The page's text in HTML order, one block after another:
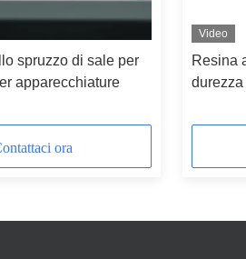
spruzzo di sale per
apparecchiature
ora
Video
Resina